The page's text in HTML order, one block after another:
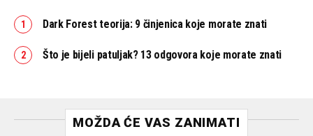
Dark Forest teorija: 9 činjenica koje morate znati
Što je bijeli patuljak? 13 odgovora koje morate znati
MOŽDA ĆE VAS ZANIMATI